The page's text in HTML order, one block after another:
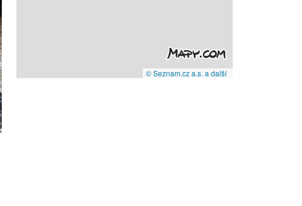
© Seznam.cz a.s. a další